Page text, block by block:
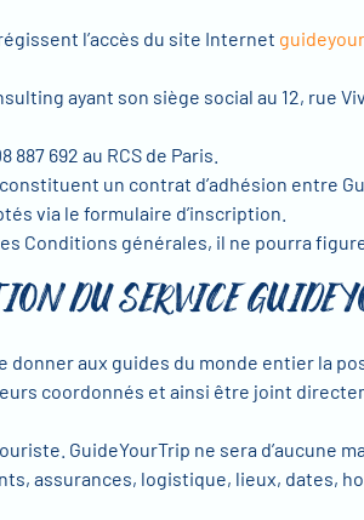
l’accès du site Internet
ayant son siège social au 12, rue
692 au RCS de Paris.
un contrat d’adhésion entre
via le formulaire d’inscription.
Conditions générales, il ne pourra
DU SERVICE
aux guides du monde entier la
coordonnés et ainsi être joint
GuideYourTrip ne sera d’aucune
assurances, logistique, lieux, dates,